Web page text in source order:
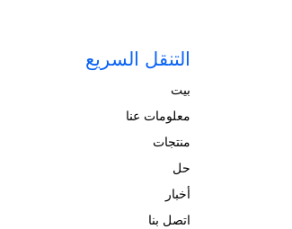
التنقل السريع
بيت
معلومات عنا
منتجات
حل
أخبار
اتصل بنا